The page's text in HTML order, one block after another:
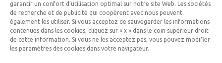
garantir un confort d’utilisation optimal sur notre site Web. Les sociétés
de recherche et de publicité qui coopèrent avec nous peuvent
également les utiliser. Si vous acceptez de sauvegarder les informations
contenues dans les cookies, cliquez sur « x » dans le coin supérieur droit
de cette information. Si vous ne les acceptez pas, vous pouvez modifier
les paramètres des cookies dans votre navigateur.